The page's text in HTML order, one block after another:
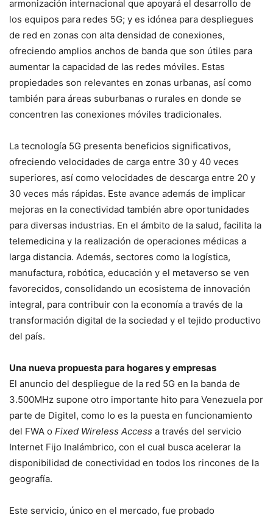
armonización internacional que apoyará el desarrollo de
los equipos para redes 5G; y es idónea para despliegues
de red en zonas con alta densidad de conexiones,
ofreciendo amplios anchos de banda que son útiles para
aumentar la capacidad de las redes móviles. Estas
propiedades son relevantes en zonas urbanas, así como
también para áreas suburbanas o rurales en donde se
concentren las conexiones móviles tradicionales.
La tecnología 5G presenta beneficios significativos,
ofreciendo velocidades de carga entre 30 y 40 veces
superiores, así como velocidades de descarga entre 20 y
30 veces más rápidas. Este avance además de implicar
mejoras en la conectividad también abre oportunidades
para diversas industrias. En el ámbito de la salud, facilita la
telemedicina y la realización de operaciones médicas a
larga distancia. Además, sectores como la logística,
manufactura, robótica, educación y el metaverso se ven
favorecidos, consolidando un ecosistema de innovación
integral, para contribuir con la economía a través de la
transformación digital de la sociedad y el tejido productivo
del país.
Una nueva propuesta para hogares y empresas
El anuncio del despliegue de la red 5G en la banda de
3.500MHz supone otro importante hito para Venezuela por
parte de Digitel, como lo es la puesta en funcionamiento
del FWA o Fixed Wireless Access a través del servicio
Internet Fijo Inalámbrico, con el cual busca acelerar la
disponibilidad de conectividad en todos los rincones de la
geografía.
Este servicio, único en el mercado, fue probado